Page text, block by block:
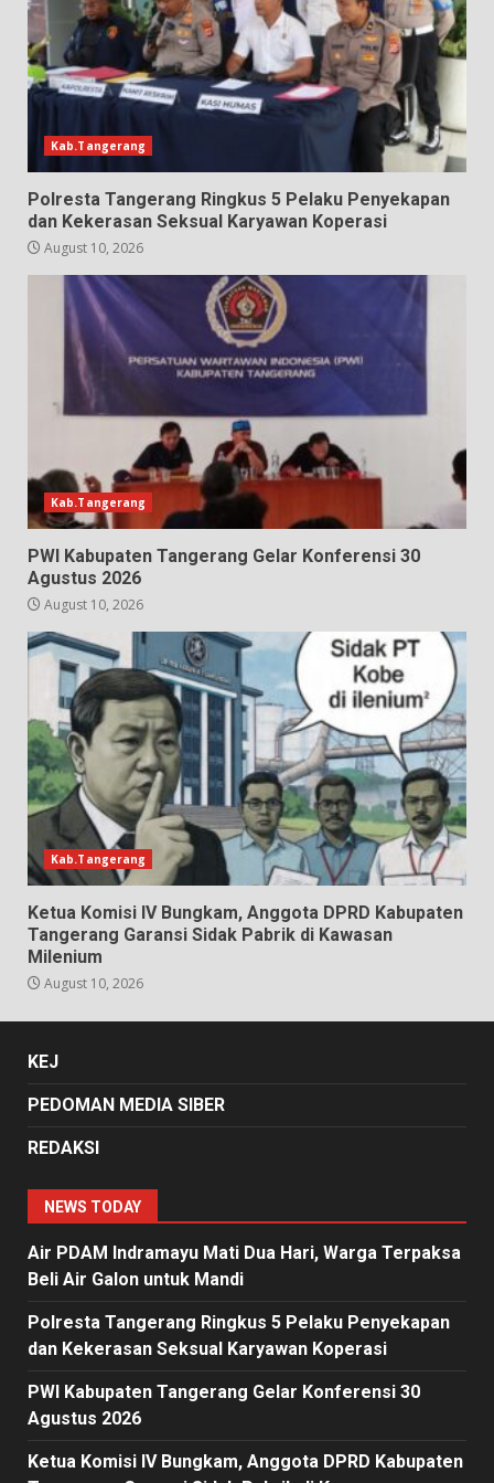
Kab.Tangerang
Polresta Tangerang Ringkus 5 Pelaku Penyekapan
dan Kekerasan Seksual Karyawan Koperasi
August 10, 2026
Kab.Tangerang
PWI Kabupaten Tangerang Gelar Konferensi 30
Agustus 2026
August 10, 2026
Kab.Tangerang
Ketua Komisi IV Bungkam, Anggota DPRD Kabupaten
Tangerang Garansi Sidak Pabrik di Kawasan
Milenium
August 10, 2026
KEJ
PEDOMAN MEDIA SIBER
REDAKSI
NEWS TODAY
Air PDAM Indramayu Mati Dua Hari, Warga Terpaksa
Beli Air Galon untuk Mandi
Polresta Tangerang Ringkus 5 Pelaku Penyekapan
dan Kekerasan Seksual Karyawan Koperasi
PWI Kabupaten Tangerang Gelar Konferensi 30
Agustus 2026
Ketua Komisi IV Bungkam, Anggota DPRD Kabupaten